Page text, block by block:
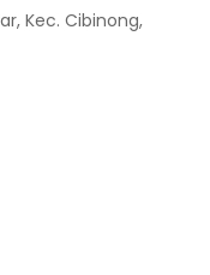
Kec. Cibinong,